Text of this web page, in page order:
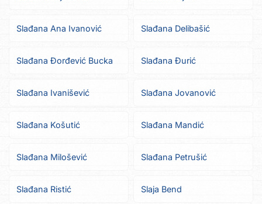
Slađana Ana Ivanović Slađana Delibašić
Slađana Đorđević Bucka Slađana Đurić
Slađana Ivanišević Slađana Jovanović
Slađana Košutić Slađana Mandić
Slađana Milošević Slađana Petrušić
Slađana Ristić Slaja Bend